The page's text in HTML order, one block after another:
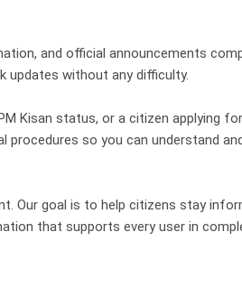
and official announcements
updates without any difficulty.
Kisan status, or a citizen applying
procedures so you can understand
Our goal is to help citizens stay
that supports every user in